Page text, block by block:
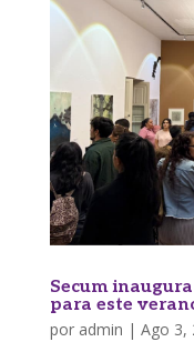
Secum
para este
por admin | Ago 3,